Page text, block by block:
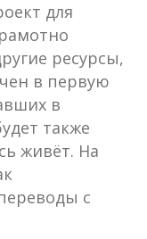
для
ресурсы,
в первую
в
также
живёт. На
с